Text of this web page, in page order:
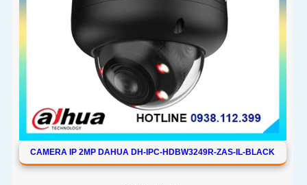
CAMERA IP 2MP DAHUA DH-IPC-HDBW3249R-ZAS-IL-BLACK